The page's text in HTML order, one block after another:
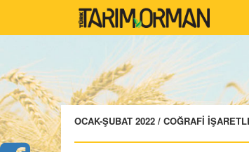
OCAK-ŞUBAT 2022 / COĞRAFİ